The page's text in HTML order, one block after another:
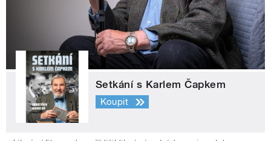
Setkání s Karlem Čapkem
Koupit